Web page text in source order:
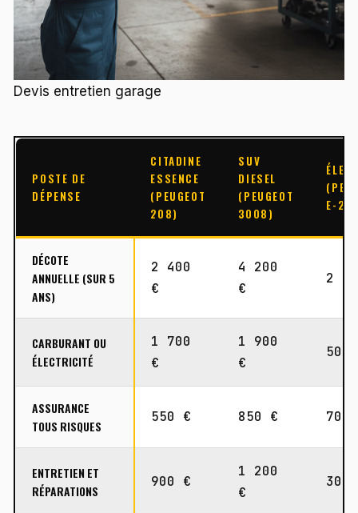
Devis entretien garage
POSTE DE
DÉPENSE
CITADINE
ESSENCE
(PEUGEOT
208)
SUV
DIESEL
(PEUGEOT
3008)
E-
DÉCOTE
ANNUELLE (SUR 5
ANS)
2 400
€
4 200
€
2
CARBURANT OU
ÉLECTRICITÉ
1 700
€
1 900
€
500
ASSURANCE
TOUS RISQUES
550 € 850 € 700
ENTRETIEN ET
RÉPARATIONS
900 €
1 200
€
300